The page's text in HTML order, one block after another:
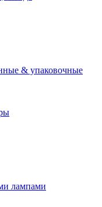
& упаковочные
лампами